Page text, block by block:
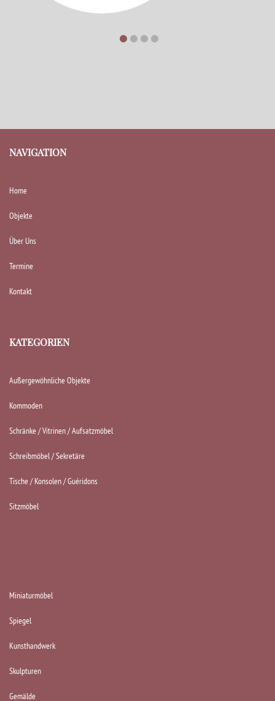
NAVIGATION
Home
Objekte
Über Uns
Termine
Kontakt
KATEGORIEN
Außergewöhnliche Objekte
Kommoden
Schränke / Vitrinen / Aufsatzmöbel
Schreibmöbel / Sekretäre
Tische / Konsolen / Guéridons
Sitzmöbel
Miniaturmöbel
Spiegel
Kunsthandwerk
Skulpturen
Gemälde